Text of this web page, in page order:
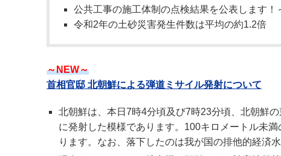
公共工事の施工体制の点検結果を公表します
令和2年の土砂災害発生件数は平均の約1.2倍
～NEW～
首相官邸 北朝鮮による弾道ミサイル発射について
北朝鮮は、本日7時4分頃及び7時23分頃、北朝鮮
に発射した模様であります。100キロメートル未
ります。なお、落下したのは我が国の排他的経済